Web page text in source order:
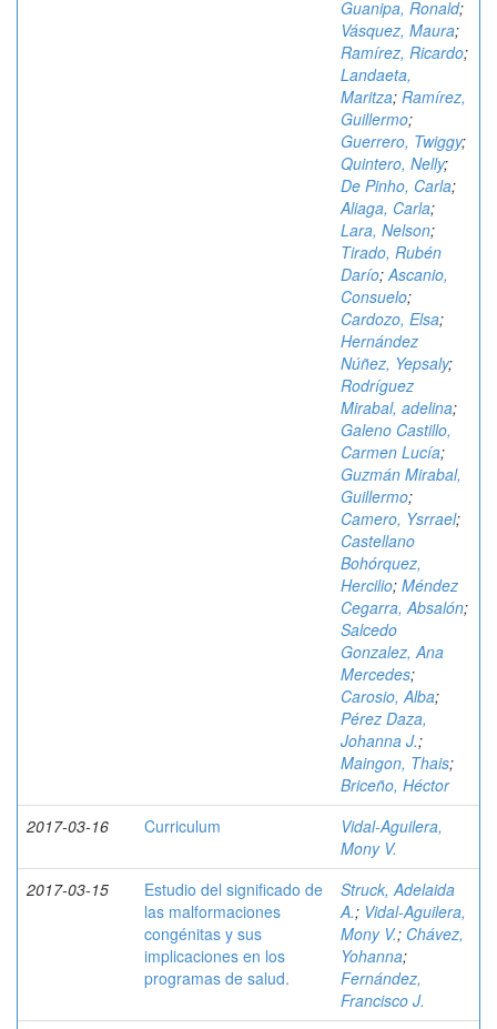
Guanipa, Ronald;
Vásquez, Maura;
Ramírez, Ricardo;
Landaeta,
Maritza; Ramírez,
Guillermo;
Guerrero, Twiggy;
Quintero, Nelly;
De Pinho, Carla;
Aliaga, Carla;
Lara, Nelson;
Tirado, Rubén
Darío;Ascanio,
Consuelo;
Cardozo, Elsa;
Hernández
Núñez, Yepsaly;
Rodríguez
Mirabal, adelina;
Galeno Castillo,
Carmen Lucía;
Guzmán Mirabal,
Guillermo;
Camero, Ysrrael;
Castellano
Bohórquez,
Hercilio; Méndez
Cegarra, Absalón;
Salcedo
Gonzalez, Ana
Mercedes;
Carosio, Alba;
Pérez Daza,
Johanna J.;
Maingon, Thais;
Briceño, Héctor
2017-03-16
Curriculum
Vidal-Aguilera,
Mony V.
2017-03-15
Estudio del significado de
las malformaciones
congénitas y sus
implicaciones en los
programas de salud.
Struck, Adelaida
A.; Vidal-Aguilera,
Mony V.; Chávez,
Yohanna;
Fernández,
Francisco J.